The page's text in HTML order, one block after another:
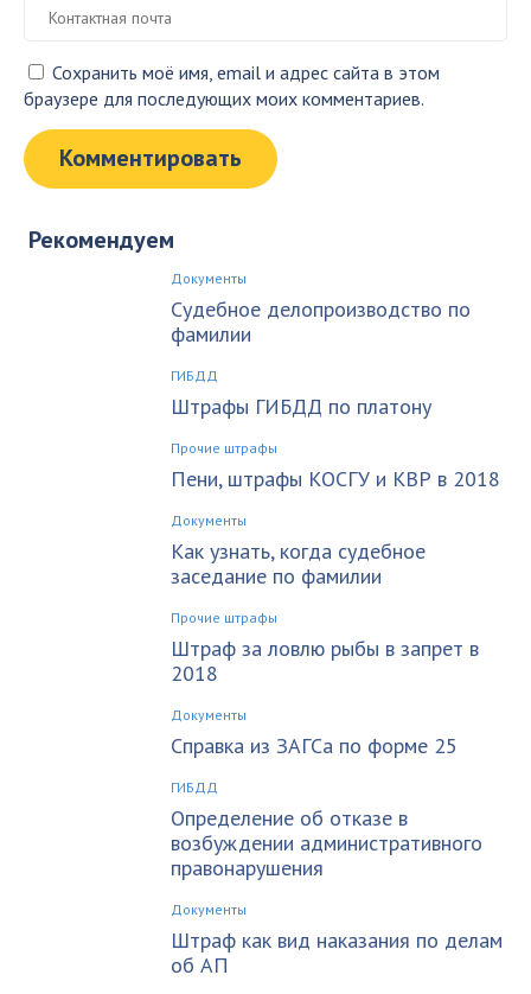
Сохранить моё имя, email и адрес сайта в этом
браузере для последующих моих комментариев.
Рекомендуем
Документы
Судебное делопроизводство по
фамилии
ГИБДД
Штрафы ГИБДД по платону
Прочие штрафы
Пени, штрафы КОСГУ и КВР в 2018
Документы
Как узнать, когда судебное
заседание по фамилии
Прочие штрафы
Штраф за ловлю рыбы в запрет в
2018
Документы
Справка из ЗАГСа по форме 25
ГИБДД
Определение об отказе в
возбуждении административного
правонарушения
Документы
Штраф как вид наказания по делам
об АП